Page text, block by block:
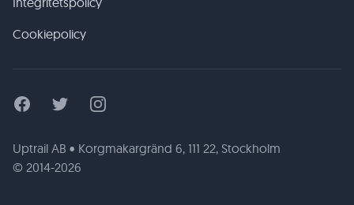
Cookiepolicy
FacebookTwitter Instagram
Uptrail AB • Korgmakargränd 6, 111 22, Stockholm
© 2014-2026